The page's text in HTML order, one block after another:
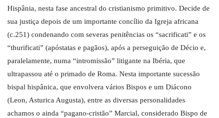
Hispânia, nesta fase ancestral do cristianismo primitivo. Decide de
sua justiça depois de um importante concílio da Igreja africana
(c.251) condenando com severas penitências os “sacrificati” e os
“thurificati” (apóstatas e pagãos), após a perseguição de Décio e,
paralelamente, numa “intromissão” litigante na Ibéria, que
ultrapassou até o primado de Roma. Nesta importante sucessão
bispal hispânica, que envolvera vários Bispos e um Diácono
(Leon, Asturica Augusta), entre as diversas personalidades
achamos o ainda “pagano-cristão” Marcial, considerado Bispo de